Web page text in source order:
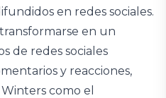
en redes sociales.
en un
de redes sociales
y reacciones,
como el